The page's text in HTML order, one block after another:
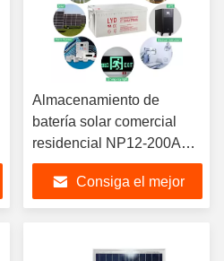
Almacenamiento de
batería solar comercial
residencial NP12-200Ah
58Kg
Consiga el mejor